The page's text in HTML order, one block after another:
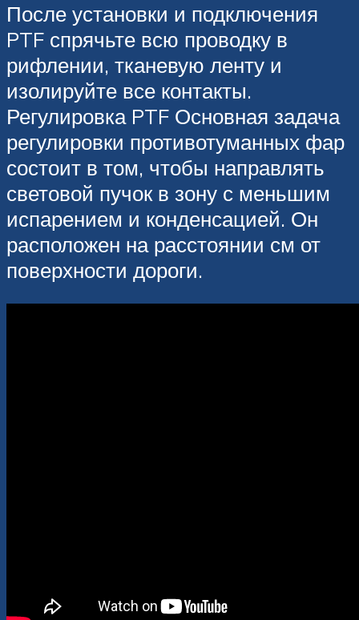
После установки и подключения
PTF спрячьте всю проводку в
рифлении, тканевую ленту и
изолируйте все контакты.
Регулировка PTF Основная задача
регулировки противотуманных фар
состоит в том, чтобы направлять
световой пучок в зону с меньшим
испарением и конденсацией. Он
расположен на расстоянии см от
поверхности дороги.